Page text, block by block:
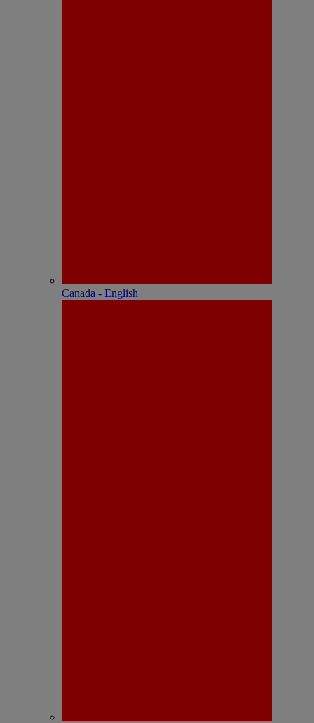
Canada - English